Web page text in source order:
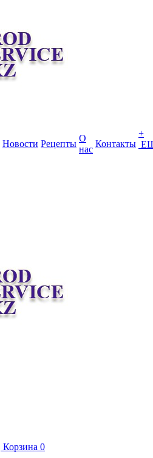
Новости Рецепты
О
нас
Контакты
+
Корзина 0